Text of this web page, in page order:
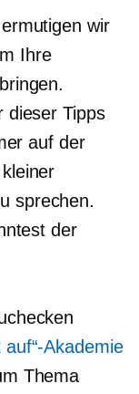
wir
Ihre
dieser Tipps
auf der
sprechen.
der
Akademie
Thema